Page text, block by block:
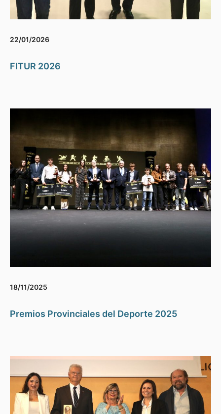
22/01/2026
FITUR 2026
18/11/2025
Premios Provinciales del Deporte 2025